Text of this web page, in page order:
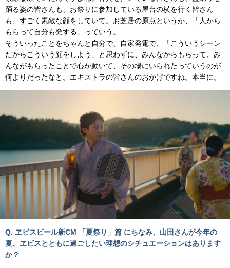
踊る姿の皆さんも、お祭りに参加している屋台の横を行く皆さん
も、すごく素敵な顔をしていて。お芝居の原点というか、「人から
もらって自分も発する」っていう。
そういったことをちゃんと自分で、自家発電で、「こういうシーン
だからこういう顔をしよう」と思わずに、みんなからもらって、み
んながもらったことで心が動いて、その場にいられたっていうのが
何よりだったなと。エキストラの皆さんのおかげですね。本当に。
Q. ヱビスビール新CM 「夏祭り」篇 にちなみ、山田さんが今年の
夏、ヱビスとともに過ごしたい理想のシチュエーションはあります
か？